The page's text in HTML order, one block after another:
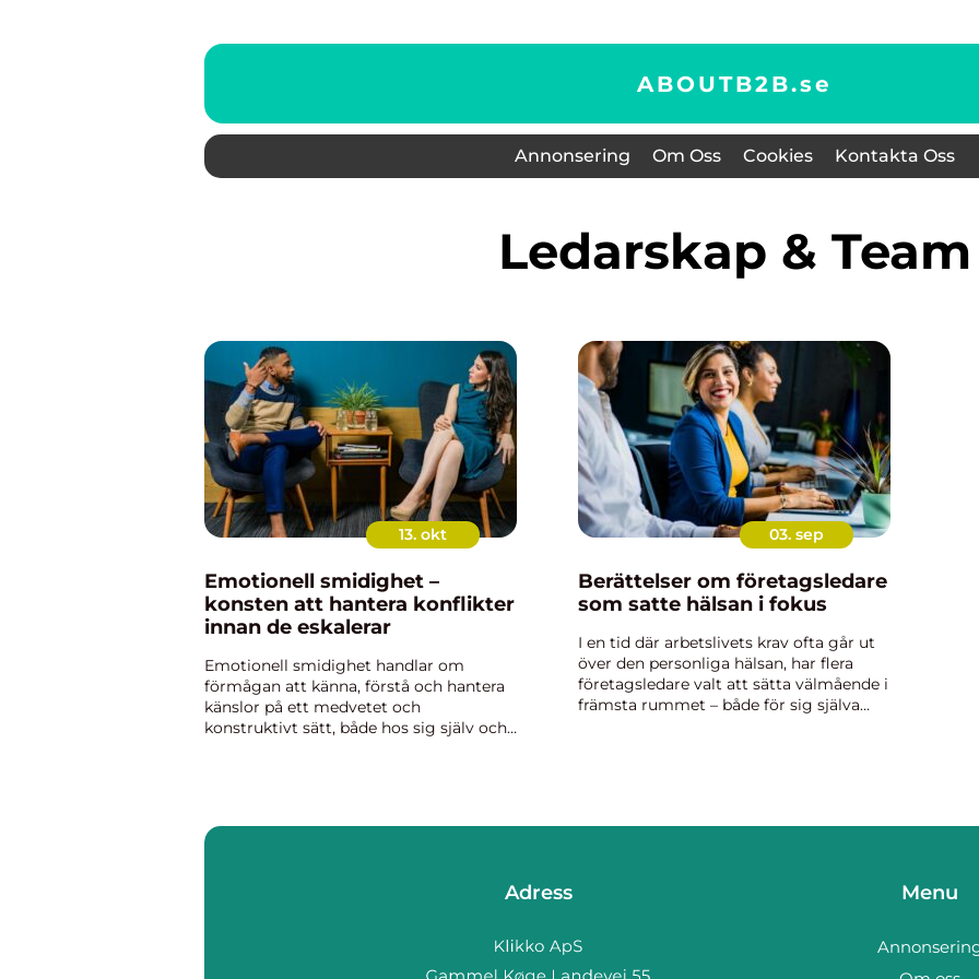
ABOUTB2B.se
Annonsering Om Oss Cookies Kontakta Oss
Ledarskap & Team
13. okt
Emotionell smidighet –
konsten att hantera konflikter
innan de eskalerar
Emotionell smidighet handlar om
förmågan att känna, förstå och hantera
känslor på ett medvetet och
konstruktivt sätt, både hos sig själv och i
03. sep
Berättelser om företagsledare
som satte hälsan i fokus
I en tid där arbetslivets krav ofta går ut
över den personliga hälsan, har flera
företagsledare valt att sätta välmående i
främsta rummet – både för sig själva
Adress Menu